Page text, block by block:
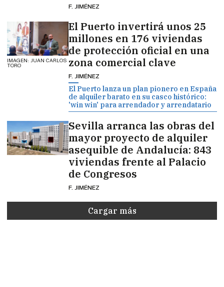
F. JIMÉNEZ
IMAGEN: JUAN CARLOS
TORO
El Puerto invertirá unos 25
millones en 176 viviendas
de protección oficial en una
zona comercial clave
F. JIMÉNEZ
El Puerto lanza un plan pionero en España
de alquiler barato en su casco histórico:
'win win' para arrendador y arrendatario
Sevilla arranca las obras del
mayor proyecto de alquiler
asequible de Andalucía: 843
viviendas frente al Palacio
de Congresos
F. JIMÉNEZ
Cargar más